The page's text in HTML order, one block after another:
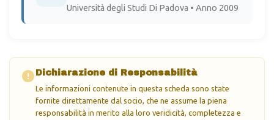
Università degli Studi Di Padova • Anno 2009
Dichiarazione di Responsabilità
Le informazioni contenute in questa scheda sono state
fornite direttamente dal socio, che ne assume la piena
responsabilità in merito alla loro veridicità, completezza e